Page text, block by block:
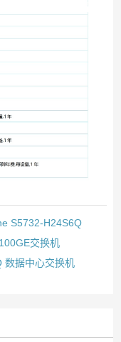
S5732-H24S6Q
交换机
数据中心交换机